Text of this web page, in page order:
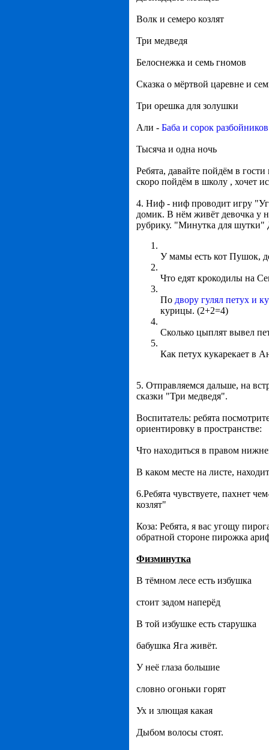
Волк и семеро козлят
Три медведя
Белоснежка и семь гномов
Сказка о мёртвой царевне и
Три орешка для золушки
Али - Баба и сорок разбойников
Тысяча и одна ночь
Ребята, давайте пойдём в
скоро пойдём в школу , хочет
4. Ниф - ниф проводит игру
домик. В нём живёт девочка у
рубрику. "Минутка для шутки"
У мамы есть кот Пушок,
Что едят крокодилы на
По двору гулял петух и
курицы. (2+2=4)
Сколько цыплят вывел
Как петух кукарекает в
5. Отправляемся дальше, на
сказки "Три медведя".
Воспитатель: ребята
ориентировку в пространстве:
Что находиться в правом
В каком месте на листе,
6.Ребята чувствуете, пахнет
козлят"
Коза: Ребята, я вас угощу
обратной стороне пирожка
Физминутка
В тёмном лесе есть избушка
стоит задом наперёд
В той избушке есть старушка
бабушка Яга живёт.
У неё глаза большие
словно огоньки горят
Ух и злющая какая
Дыбом волосы стоят.